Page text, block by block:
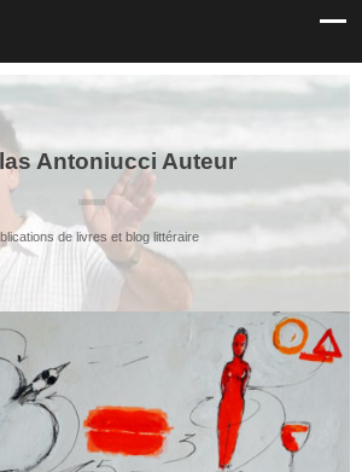
Antoniucci Auteur
de livres et blog littéraire